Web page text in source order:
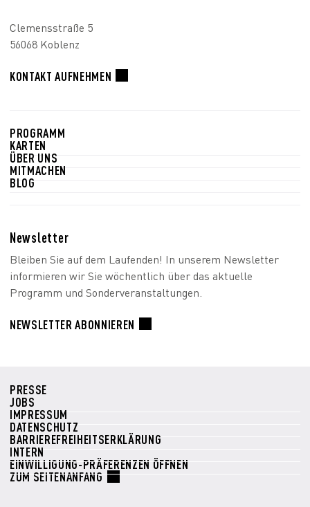
Clemensstraße 5
56068 Koblenz
KONTAKT AUFNEHMEN
PROGRAMM
KARTEN
ÜBER UNS
MITMACHEN
BLOG
Newsletter
Bleiben Sie auf dem Laufenden! In unserem Newsletter
informieren wir Sie wöchentlich über das aktuelle
Programm und Sonderveranstaltungen.
NEWSLETTER ABONNIEREN
PRESSE
JOBS
IMPRESSUM
DATENSCHUTZ
BARRIEREFREIHEITSERKLÄRUNG
INTERN
EINWILLIGUNG-PRÄFERENZEN ÖFFNEN
ZUM SEITENANFANG